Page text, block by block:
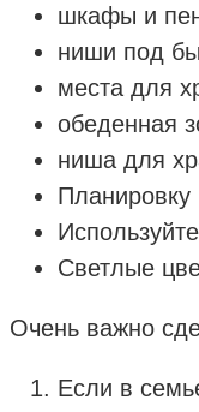
шкафы и
ниши под
места для
обеденная
ниша для
Планировку
Светлые
Очень важно
Если в